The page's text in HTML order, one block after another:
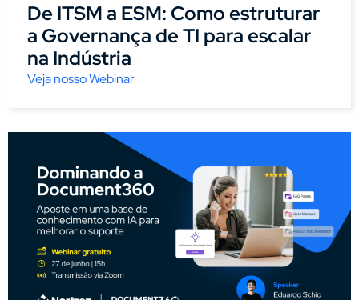
De ITSM a ESM: Como estruturar
a Governança de TI para escalar
na Indústria
Veja nosso Webinar